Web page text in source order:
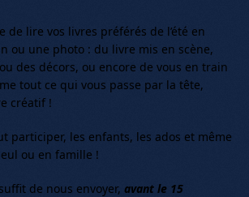
de lire vos livres préférés de l’été en
ou une photo : du livre mis en scène,
des décors, ou encore de vous en train
tout ce qui vous passe par la tête,
créatif !
participer, les enfants, les ados et même
ou en famille !
de nous envoyer, avant le 15